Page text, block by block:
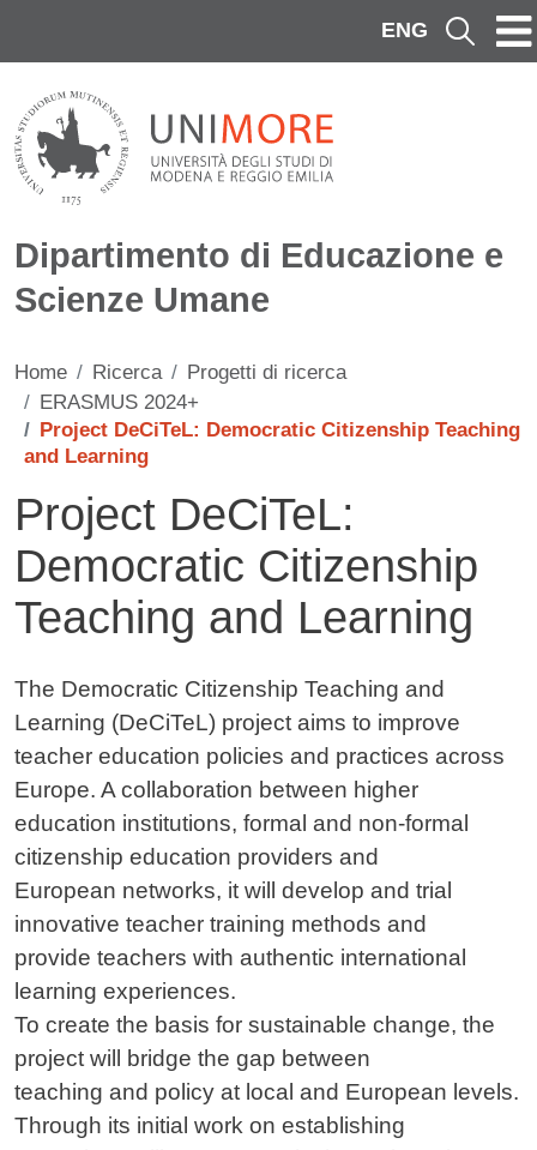
ENG Cerca
Dipartimento di Educazione e
Scienze Umane
Home Ricerca
Progetti di ricerca
ERASMUS 2024+
Project DeCiTeL: Democratic Citizenship Teaching
and Learning
Project DeCiTeL:
Democratic Citizenship
Teaching and Learning
Contenuto
The Democratic Citizenship Teaching and
Learning (DeCiTeL) project aims to improve
teacher education policies and practices across
Europe. A collaboration between higher
education institutions, formal and non-formal
citizenship education providers and
European networks, it will develop and trial
innovative teacher training methods and
provide teachers with authentic international
learning experiences.
To create the basis for sustainable change, the
project will bridge the gap between
teaching and policy at local and European levels.
Through its initial work on establishing